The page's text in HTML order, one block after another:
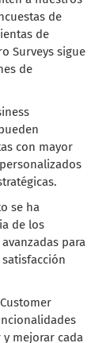
de
de
Surveys sigue
de
con mayor
se ha
de los
para
mejorar cada